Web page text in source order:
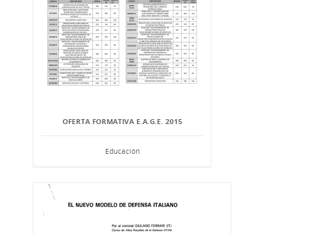
OFERTA FORMATIVA E.A.G.E. 2015
Educación